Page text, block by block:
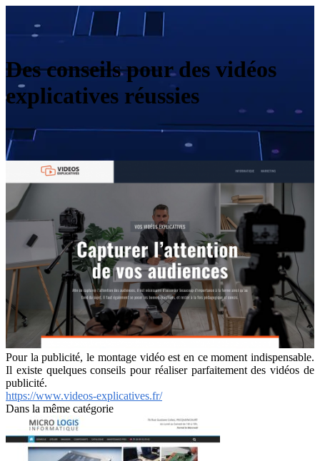
Des conseils pour des vidéos
explicatives réussies
Pour la publicité, le montage vidéo est en ce moment indispensable.
Il existe quelques conseils pour réaliser parfaitement des vidéos de
publicité.
https://www.videos-explicatives.fr/
Dans la même catégorie